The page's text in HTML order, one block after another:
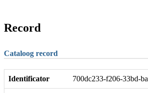
Record
Cataloog record
Identificator 700dc233-f206-33bd-